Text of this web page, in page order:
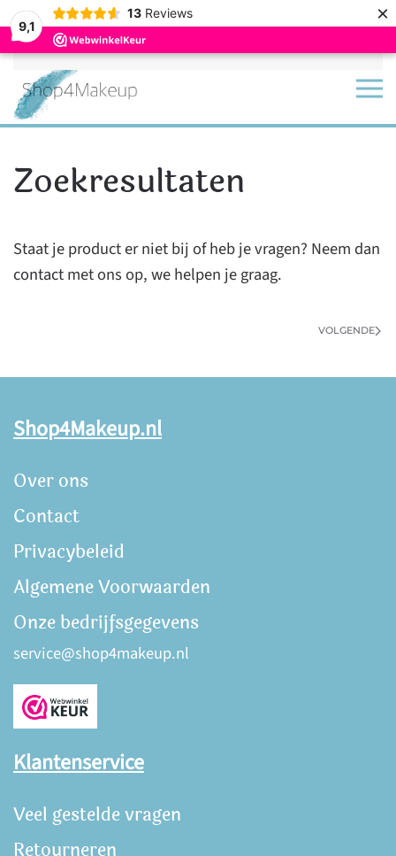
9,1
13 Reviews ×
Terug naar hoofdinhoud
Zoekresultaten
Staat je product er niet bij of heb je vragen? Neem dan
contactmet ons op, we helpen je graag.
VOLGENDE
Shop4Makeup.nl
Over ons
Contact
Privacybeleid
Algemene Voorwaarden
Onze bedrijfsgegevens
service@shop4makeup.nl
Klantenservice
Veel gestelde vragen
Retourneren